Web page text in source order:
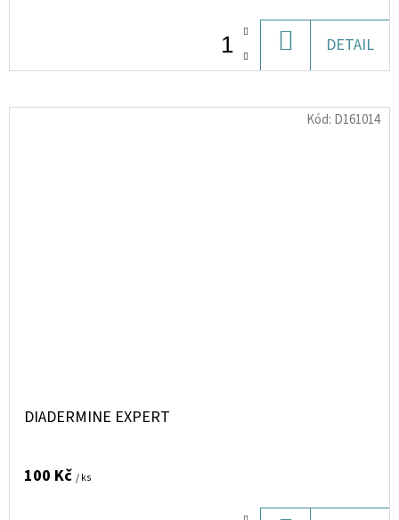
KOŠÍKU
DETAIL
DIADERMINE EXPERT
100 Kč / ks
Kód: D161014